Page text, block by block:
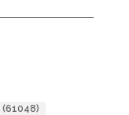
(61048)